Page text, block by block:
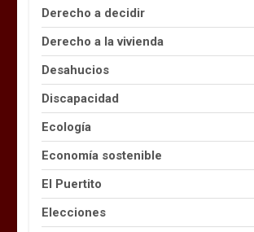
Derecho a decidir
Derecho a la vivienda
Desahucios
Discapacidad
Ecología
Economía sostenible
El Puertito
Elecciones